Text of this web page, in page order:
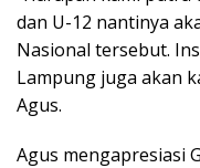
dan U-12 nantinya
Nasional tersebut.
Lampung juga akan
Agus.
Agus mengapresiasi